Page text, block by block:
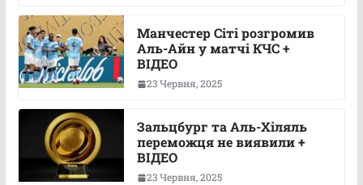
Манчестер Сіті розгромив
Аль-Айн у матчі КЧС +
ВІДЕО
23 Червня, 2025
Зальцбург та Аль-Хіляль
переможця не виявили +
ВІДЕО
23 Червня, 2025